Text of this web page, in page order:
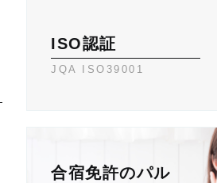
ISO認証
JQA ISO39001
合宿免許のパル